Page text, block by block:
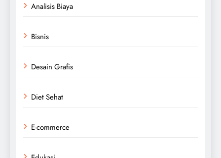
Analisis Biaya
Bisnis
Desain Grafis
Diet Sehat
E-commerce